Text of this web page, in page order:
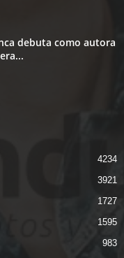
debuta como autora
4234
3921
1727
1595
983